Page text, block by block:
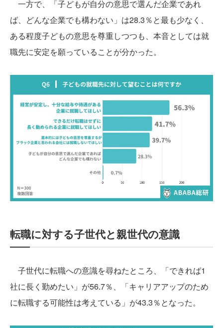
一方で、「子どもが自分の意思で選んだ企業であれ
ば、どんな企業でも構わない」は28.3％と最も少なく、
ある程度子どもの意思を尊重しつつも、本音としては就
職先に安定を願っていることが分かった。
転職に対する子世代と親世代の意識
子世代に転職への意識を尋ねたところ、「できれば1
社に長く勤めたい」が56.7％、「キャリアアップのため
に転職する可能性は考えている」が43.3％となった。